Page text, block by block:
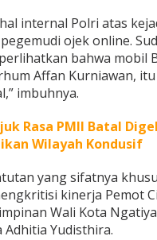
r
a
s
i
internal Polri atas
ojek online.
bahwa mobil
Affan Kurniawan,
imbuhnya.
Rasa PMII Batal
Wilayah Kondusif
yang sifatnya
kinerja Pemot
Wali Kota
Adhitia Yudisthira.